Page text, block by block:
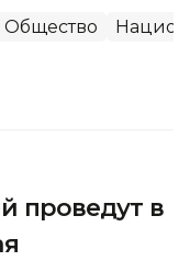
Общество
проведут в